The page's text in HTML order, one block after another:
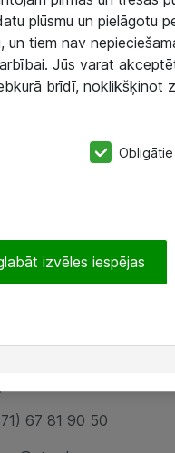
67 81 90 50
plūsmu un pielāgotu
un tiem nav
Jūs varat
brīdī, noklikšķinot
Obligātie
izvēles iespējas